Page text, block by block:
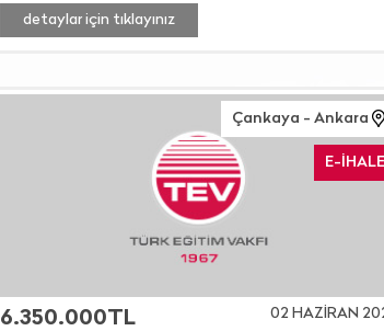
detaylar için tıklayınız
Çankaya - Ankara
E-İHALE
6.350.000TL
02 HAZİRAN